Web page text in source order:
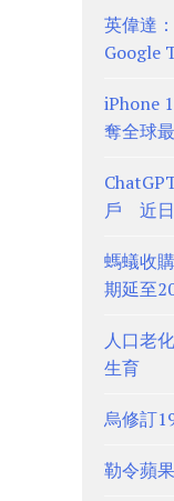
英偉達
Google
iPhone
奪全球
戶 近日
螞蟻收
期延至
人口老
生育
烏修訂
勒令蘋